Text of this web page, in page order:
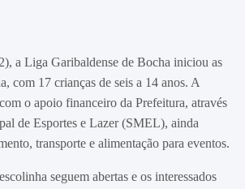
a Liga Garibaldense de Bocha iniciou as
com 17 crianças de seis a 14 anos. A
o apoio financeiro da Prefeitura, através
de Esportes e Lazer (SMEL), ainda
transporte e alimentação para eventos.
seguem abertas e os interessados